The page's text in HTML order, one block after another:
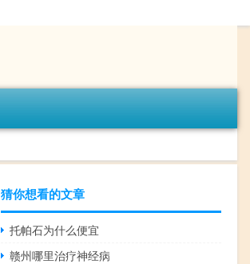
猜你想看的文章
托帕石为什么便宜
赣州哪里治疗神经病